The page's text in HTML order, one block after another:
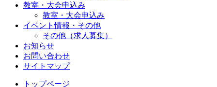
教室・大会申込み
教室・大会申込み
イベント情報・その他
その他（求人募集）
お知らせ
お問い合わせ
サイトマップ
トップページ